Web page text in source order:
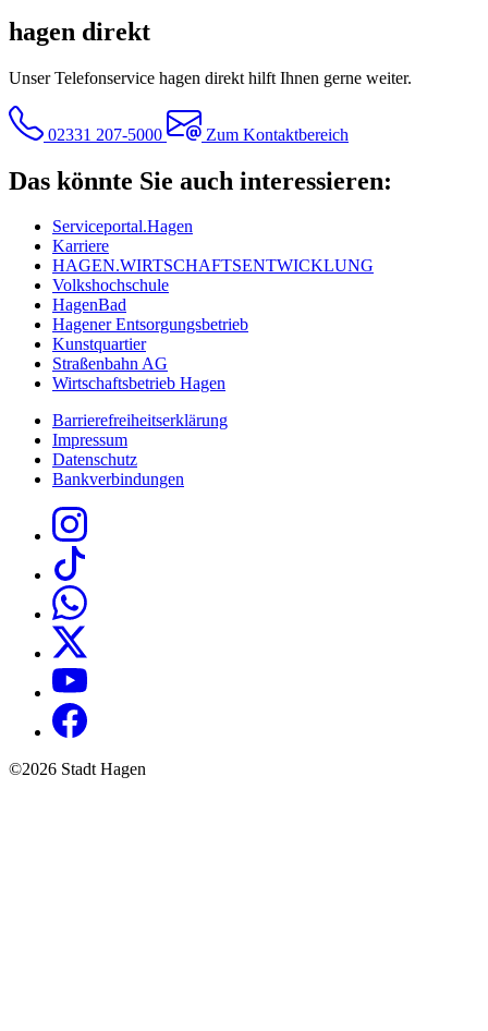
hagen direkt
Unser Telefonservice hagen direkt hilft Ihnen gerne weiter.
02331 207-5000 Zum Kontaktbereich
Das könnte Sie auch interessieren:
Serviceportal.Hagen
Karriere
HAGEN.WIRTSCHAFTSENTWICKLUNG
Volkshochschule
HagenBad
Hagener Entsorgungsbetrieb
Kunstquartier
Straßenbahn AG
Wirtschaftsbetrieb Hagen
Barrierefreiheitserklärung
Impressum
Datenschutz
Bankverbindungen
©2026 Stadt Hagen